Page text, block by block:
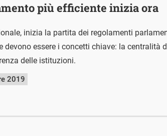
più efficiente inizia ora
inizia la partita dei regolamenti
devono essere i concetti chiave: la centralità
delle istituzioni.
2019